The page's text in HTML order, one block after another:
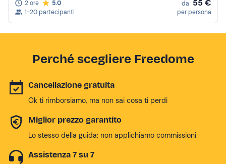
2 ore
5.0
1-20 partecipanti
da 55 €
per persona
Perché scegliere Freedome
Cancellazione gratuita
Ok ti rimborsiamo, ma non sai cosa ti perdi
Miglior prezzo garantito
Lo stesso della guida: non applichiamo commissioni
Assistenza 7 su 7